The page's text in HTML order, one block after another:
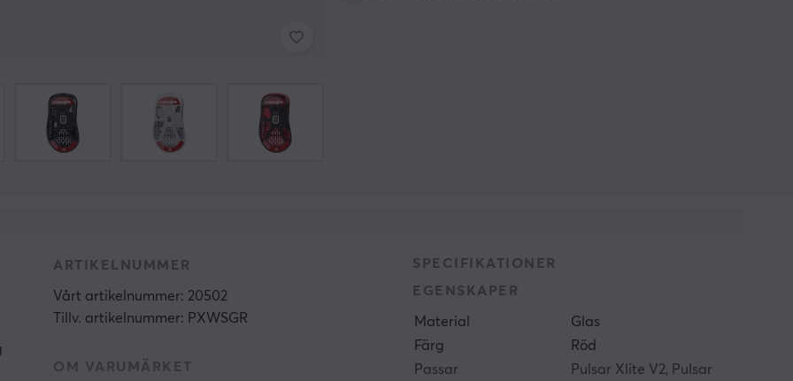
ARTIKELNUMMER
Vårt artikelnummer: 20502
Tillv. artikelnummer: PXWSGR
OM VARUMÄRKET
SPECIFIKATIONER
EGENSKAPER
Material
Glas
Färg
Röd
Passar
Pulsar Xlite V2, Pulsar